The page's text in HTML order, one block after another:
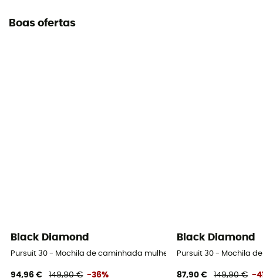
Boas ofertas
Black Diamond
Pursuit 30 - Mochila de caminhada mulher
94,96 € 149,90 € -36%
Black Diamond
Pursuit 30 - Mochila
87,90 € 149,90 € -